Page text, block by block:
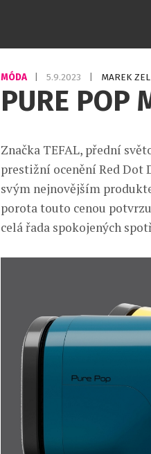
MÓDA 5.9.2023 MAREK
PURE POP
Značka TEFAL, přední
prestižní ocenění Red Dot
svým nejnovějším
porota touto cenou
celá řada spokojených